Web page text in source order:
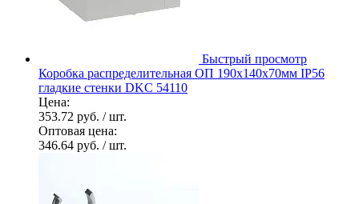
Быстрый просмотр
Коробка распределительная ОП 190х140х70мм IP56
гладкие стенки DKC 54110
Цена:
353.72 руб. / шт.
Оптовая цена:
346.64 руб. / шт.